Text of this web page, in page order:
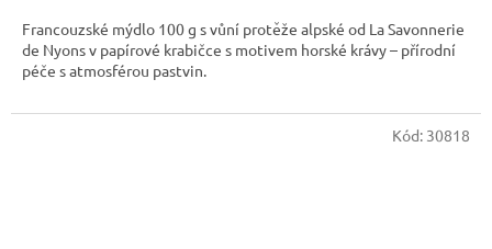
Francouzské mýdlo 100 g s vůní protěže alpské od La Savonnerie
de Nyons v papírové krabičce s motivem horské krávy – přírodní
péče s atmosférou pastvin.
Kód: 30818